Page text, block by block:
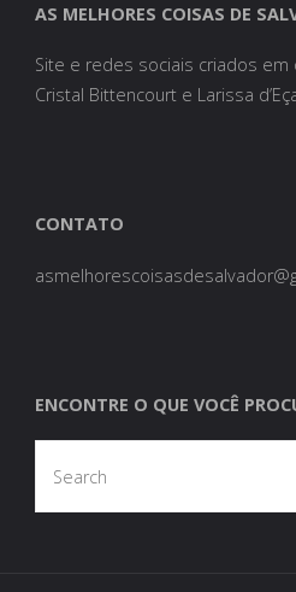
AS MELHORES COISAS DE
Site e redes sociais criados
Cristal Bittencourt e Larissa
CONTATO
ENCONTRE O QUE VOCÊ